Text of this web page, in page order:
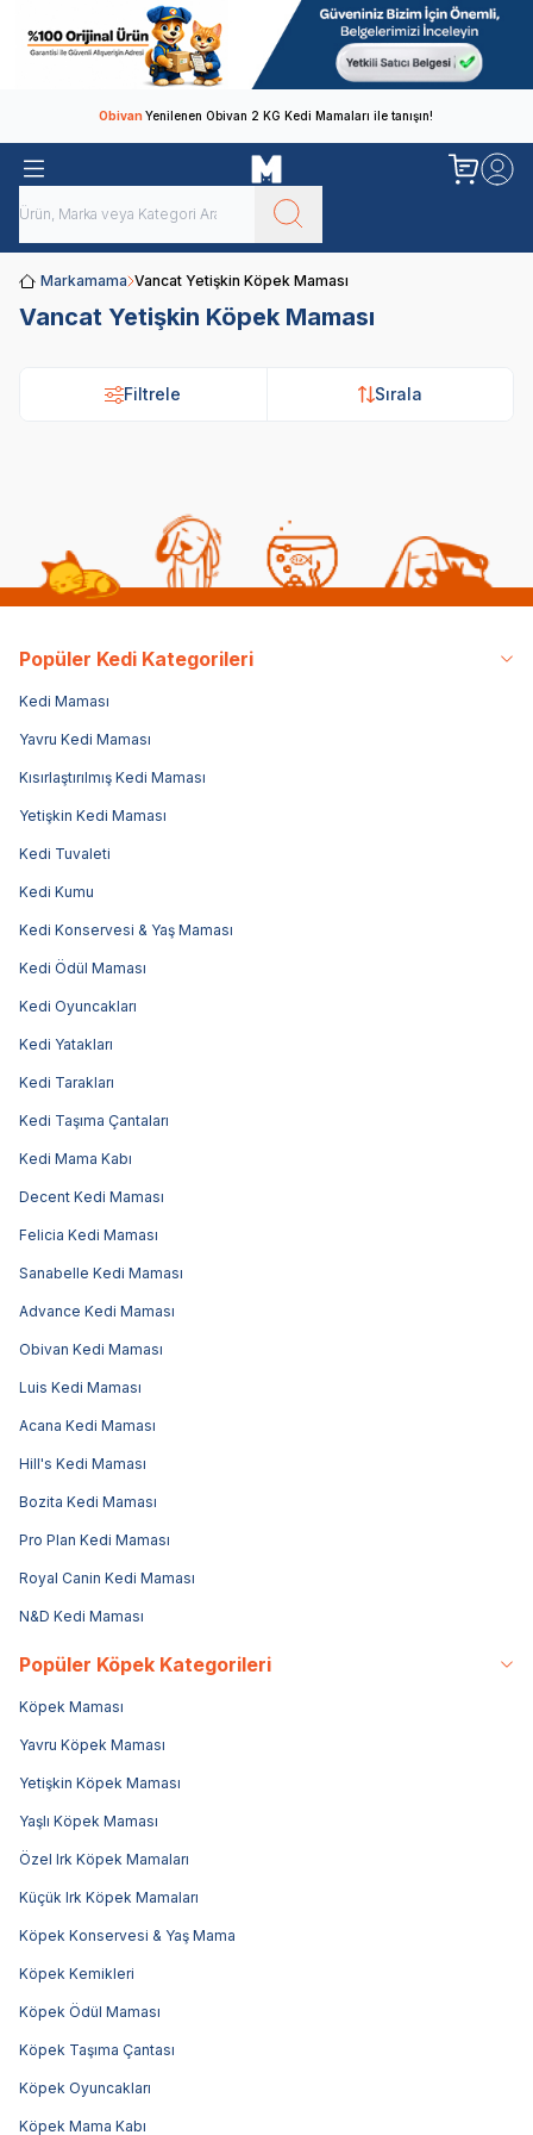
ObivanYenilenen Obivan 2 KG Kedi Mamaları ile tanışın!
Markamama Vancat Yetişkin Köpek Maması
Vancat Yetişkin Köpek Maması
Filtrele Sırala
Popüler Kedi Kategorileri
Kedi Maması
Yavru Kedi Maması
Kısırlaştırılmış Kedi Maması
Yetişkin Kedi Maması
Kedi Tuvaleti
Kedi Kumu
Kedi Konservesi & Yaş Maması
Kedi Ödül Maması
Kedi Oyuncakları
Kedi Yatakları
Kedi Tarakları
Kedi Taşıma Çantaları
Kedi Mama Kabı
Decent Kedi Maması
Felicia Kedi Maması
Sanabelle Kedi Maması
Advance Kedi Maması
Obivan Kedi Maması
Luis Kedi Maması
Acana Kedi Maması
Hill's Kedi Maması
Bozita Kedi Maması
Pro Plan Kedi Maması
Royal Canin Kedi Maması
N&D Kedi Maması
Popüler Köpek Kategorileri
Köpek Maması
Yavru Köpek Maması
Yetişkin Köpek Maması
Yaşlı Köpek Maması
Özel Irk Köpek Mamaları
Küçük Irk Köpek Mamaları
Köpek Konservesi & Yaş Mama
Köpek Kemikleri
Köpek Ödül Maması
Köpek Taşıma Çantası
Köpek Oyuncakları
Köpek Mama Kabı